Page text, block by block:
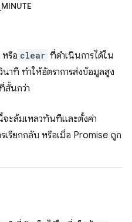
หรือ clear ที่ดำเนินการได้ใน
าที ทำให้อัตราการส่งข้อมูลสูง
สั้นกว่า
จะล้มเหลวทันทีและตั้งค่า
รเรียกกลับ หรือเมื่อ Promise ถูก